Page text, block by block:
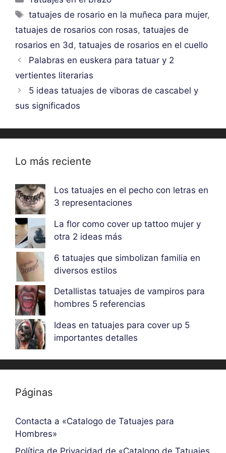
Etiquetas
tatuajes de rosario en la muñeca para mujer,
tatuajes de rosarios con rosas, tatuajes de
rosarios en 3d , tatuajes de rosarios en el cuello
Palabras en euskera para tatuar y 2
vertientes literarias
5 ideas tatuajes de viboras de cascabel y
sus significados
Lo más reciente
Los tatuajes en el pecho con letras en
3 representaciones
La flor como cover up tattoo mujer y
otra 2 ideas más
6 tatuajes que simbolizan familia en
diversos estilos
Detallistas tatuajes de vampiros para
hombres 5 referencias
Ideas en tatuajes para cover up 5
importantes detalles
Páginas
Contacta a «Catalogo de Tatuajes para
Hombres»
Política de Privacidad de «Catalogo de Tatuajes